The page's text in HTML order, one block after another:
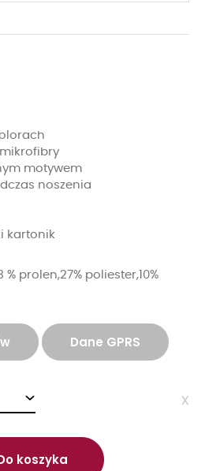
motywem
noszenia
kartonik
% prolen,27% poliester,10%
Dane GPRS
x
koszyka